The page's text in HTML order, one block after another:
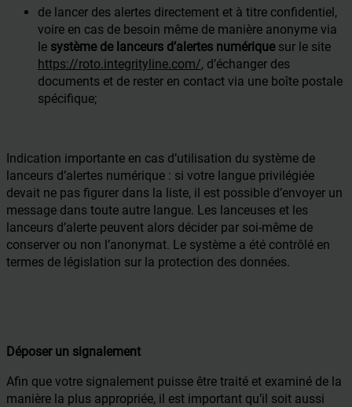
de lancer des alertes directement et à titre confidentiel,
voire en cas de besoin même de manière anonyme via
le système de lanceurs d’alertes numérique sur le site
https://roto.integrityline.com/, d’échanger des
documents et de rester en contact via une boîte postale
spécifique;
Indication importante en cas d’utilisation du système de
lanceurs d’alertes numérique : si votre langue privilégiée
devait ne pas figurer dans la liste, il est possible d’envoyer un
message dans toute autre langue. Les lanceuses et les
lanceurs d’alerte peuvent alors décider par soi-même de
conserver ou non l’anonymat. Le système a été contrôlé en
termes de législation sur la protection des données.
Déposer un signalement
Afin que votre signalement puisse être traité et examiné de la
manière la plus appropriée, il est important qu’il soit aussi